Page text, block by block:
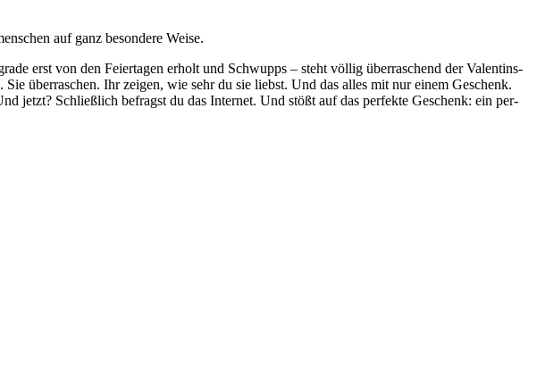
auf ganz beson­de­re Weise.
erst von den Fei­er­ta­gen erholt und Schwupps – steht völ­lig über­ra­schend der Valen­tins­
über­ra­schen. Ihr zei­gen, wie sehr du sie liebst. Und das alles mit nur einem Geschenk.
Schließ­lich befragst du das Inter­net. Und stößt auf das per­fek­te Geschenk: ein per­